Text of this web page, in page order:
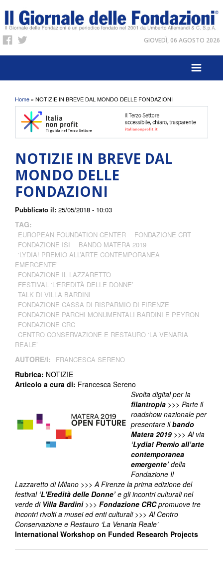
GIOVEDÌ, 06 AGOSTO 2026
Tu sei qui
Home » NOTIZIE IN BREVE DAL MONDO DELLE FONDAZIONI
NOTIZIE IN BREVE DAL
MONDO DELLE
FONDAZIONI
Pubblicato il: 25/05/2018 - 10:03
TAG:
EUROPEAN FOUNDATION CENTER
FONDAZIONE CRT
FONDAZIONE ISI
BANDO MATERA 2019
‘LYDIA! PREMIO ALL’ARTE CONTEMPORANEA
EMERGENTE’
FONDAZIONE IL LAZZARETTO
FESTIVAL ‘L'EREDITÀ DELLE DONNE’
TALK DI VILLA BARDINI
FONDAZIONE CASSA DI RISPARMIO DI FIRENZE
FONDAZIONE PARCHI MONUMENTALI BARDINI E PEYRON
FONDAZIONE CRC
CENTRO CONSERVAZIONE E RESTAURO ‘LA VENARIA
REALE’
AUTORE/I: FRANCESCA SERENO
Rubrica: NOTIZIE
Articolo a cura di: Francesca Sereno
Svolta digital per la
filantropia>>> Parte il
roadshow nazionale per
presentare ilbando
Matera 2019>>> Al via
‘Lydia! Premio all’arte
contemporanea
emergente’della
Fondazione Il
Lazzaretto di Milano >>> A Firenze la prima edizione del
festival ‘L'Eredità delle Donne’e gli incontri culturali nel
verde diVilla Bardini >>> Fondazione CRCpromuove tre
incontri rivolti a musei ed enti culturali >>> Al Centro
Conservazione e Restauro ‘La Venaria Reale’
International Workshop on Funded Research Projects